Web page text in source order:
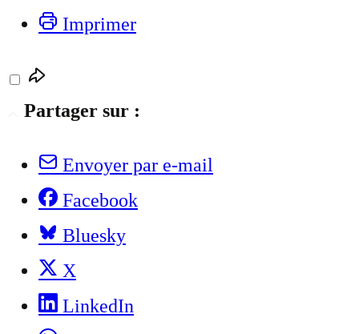
Imprimer
Partager sur :
Envoyer par e-mail
Facebook
Bluesky
X
LinkedIn